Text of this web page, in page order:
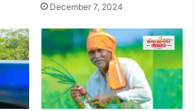
December 7, 2024